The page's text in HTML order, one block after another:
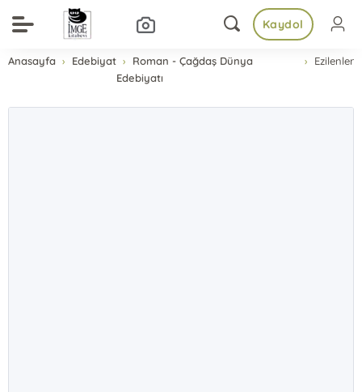
Kaydol
Anasayfa Edebiyat
Roman - Çağdaş Dünya
Edebiyatı
Ezilenler